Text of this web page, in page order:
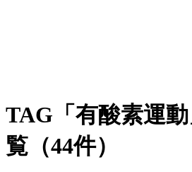
TAG 「有酸素運
覧（44件）